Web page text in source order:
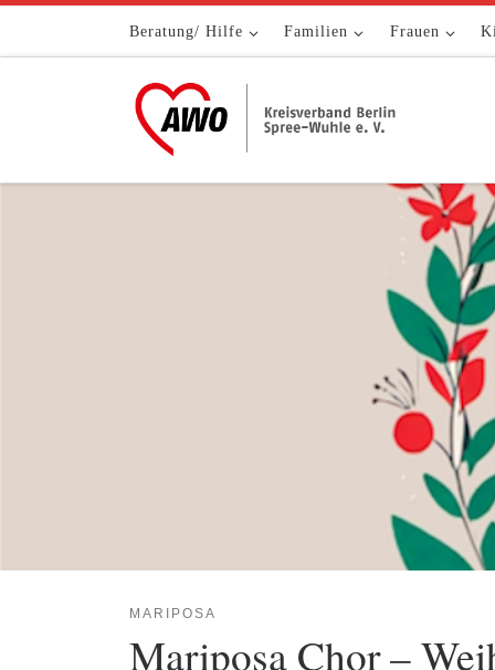
Zum Inhalt springenBeratung/ Hilfe Familien Frauen
MARIPOSA
Mariposa Chor –